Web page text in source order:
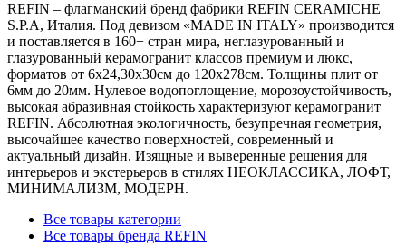
REFIN – флагманский бренд фабрики REFIN CERAMICHE
S.P.A, Италия. Под девизом «MADE IN ITALY» производится
и поставляется в 160+ стран мира, неглазурованный и
глазурованный керамогранит классов премиум и люкс,
форматов от 6х24,30х30см до 120х278см. Толщины плит от
6мм до 20мм. Нулевое водопоглощение, морозоустойчивость,
высокая абразивная стойкость характеризуют керамогранит
REFIN. Абсолютная экологичность, безупречная геометрия,
высочайшее качество поверхностей, современный и
актуальный дизайн. Изящные и выверенные решения для
интерьеров и экстерьеров в стилях НЕОКЛАССИКА, ЛОФТ,
МИНИМАЛИЗМ, МОДЕРН.
Все товары категории
Все товары бренда REFIN